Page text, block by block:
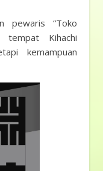
pewaris “Toko
tempat Kihachi
kemampuan